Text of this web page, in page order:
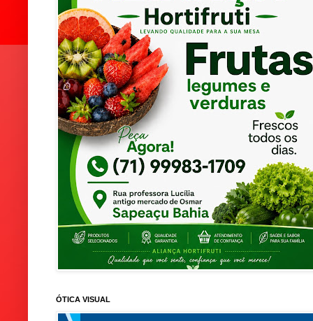
ÓTICA VISUAL